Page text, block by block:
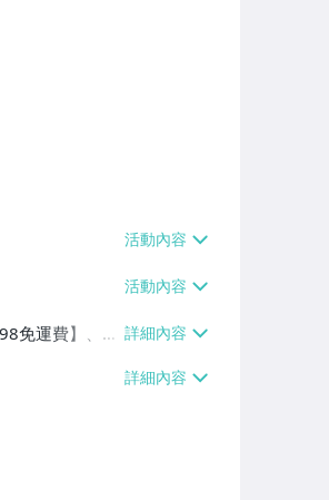
免運費】、7-
費$60、滿5件
5件或消費滿